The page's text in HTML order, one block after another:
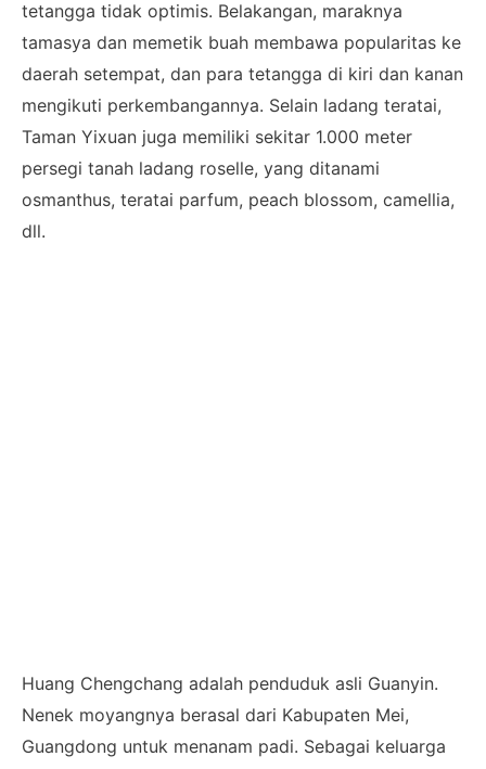
tetangga tidak optimis. Belakangan, maraknya
tamasya dan memetik buah membawa popularitas ke
daerah setempat, dan para tetangga di kiri dan kanan
mengikuti perkembangannya. Selain ladang teratai,
Taman Yixuan juga memiliki sekitar 1.000 meter
persegi tanah ladang roselle, yang ditanami
osmanthus, teratai parfum, peach blossom, camellia,
dll.
Huang Chengchang adalah penduduk asli Guanyin.
Nenek moyangnya berasal dari Kabupaten Mei,
Guangdong untuk menanam padi. ​​Sebagai keluarga